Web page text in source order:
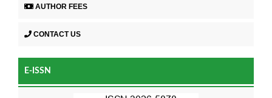
AUTHOR FEES
CONTACT US
E-ISSN